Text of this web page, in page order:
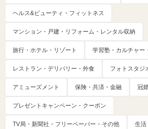
ヘルス&ビューティ・フィットネス
マンション・戸建・リフォーム・レンタル収納
旅行・ホテル・リゾート 学習塾・カルチャー
レストラン・デリバリー・外食 フォトスタジ
アミューズメント 保険・共済・金融 冠
プレゼントキャンペーン・クーポン
TV局・新聞社・フリーペーパー・その他 生活